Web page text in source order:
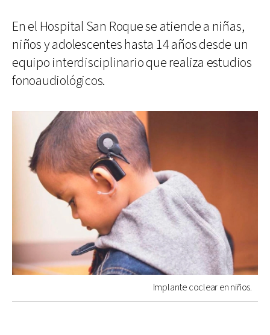
En el Hospital San Roque se atiende a niñas,
niños y adolescentes hasta 14 años desde un
equipo interdisciplinario que realiza estudios
fonoaudiológicos.
Implante coclear en niños.